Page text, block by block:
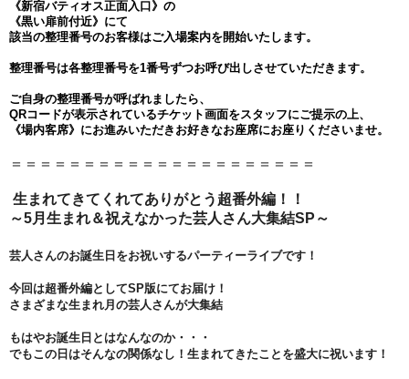
《新宿バティオス正面入口》の
《黒い扉前付近》にて
該当の整理番号のお客様はご入場案内を開始いたします。
整理番号は各整理番号を1番号ずつお呼び出しさせていただきます。
ご自身の整理番号が呼ばれましたら、
QRコードが表示されているチケット画面をスタッフにご提示の上、
《場内客席》にお進みいただきお好きなお座席にお座りくださいませ。
＝＝＝＝＝＝＝＝＝＝＝＝＝＝＝＝＝＝＝＝＝
生まれてきてくれてありがとう超番外編！！
～5月生まれ＆祝えなかった芸人さん大集結SP～
芸人さんのお誕生日をお祝いするパーティーライブです！
今回は超番外編としてSP版にてお届け！
さまざまな生まれ月の芸人さんが大集結
もはやお誕生日とはなんなのか・・・
でもこの日はそんなの関係なし！生まれてきたことを盛大に祝います！